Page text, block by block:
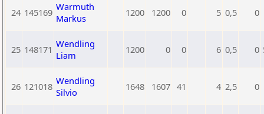
24 145169 Warmuth
Markus
1200 1200 0 5 0,5 0
25 148171 Wendling
Liam
1200 0 0 6 0,5 0
26 121018 Wendling
Silvio
1648 1607 41 4 2,5 0